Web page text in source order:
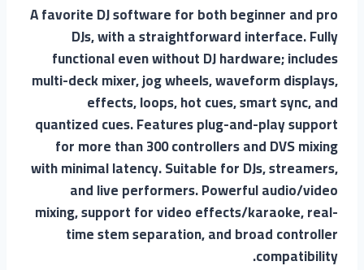
A favorite DJ software for both beginner and pro
DJs, with a straightforward interface. Fully
functional even without DJ hardware; includes
multi-deck mixer, jog wheels, waveform displays,
effects, loops, hot cues, smart sync, and
quantized cues. Features plug-and-play support
for more than 300 controllers and DVS mixing
with minimal latency. Suitable for DJs, streamers,
and live performers. Powerful audio/video
mixing, support for video effects/karaoke, real-
time stem separation, and broad controller
compatibility.